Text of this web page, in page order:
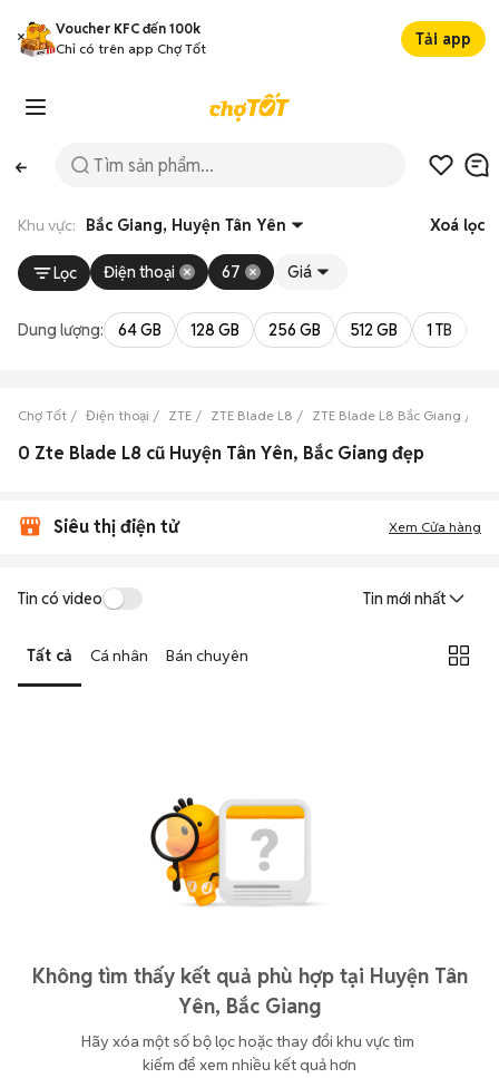
Voucher KFC đến 100k
Chỉ có trên app Chợ Tốt
Tải app
Khu vực: Bắc Giang, Huyện Tân Yên Xoá lọc
Lọc Điện thoại 67 Giá
Dung lượng: 64 GB 128 GB 256 GB 512 GB 1 TB
Chợ Tốt Điện thoại ZTE ZTE Blade L8 ZTE Blade L8 Bắc Giang
0 Zte Blade L8 cũ Huyện Tân Yên, Bắc Giang đẹp
Siêu thị điện tử Xem Cửa hàng
Tin có video Tin mới nhất
Tất cả Cá nhân Bán chuyên
Không tìm thấy kết quả phù hợp tại Huyện Tân
Yên, Bắc Giang
Hãy xóa một số bộ lọc hoặc thay đổi khu vực tìm
kiếm để xem nhiều kết quả hơn